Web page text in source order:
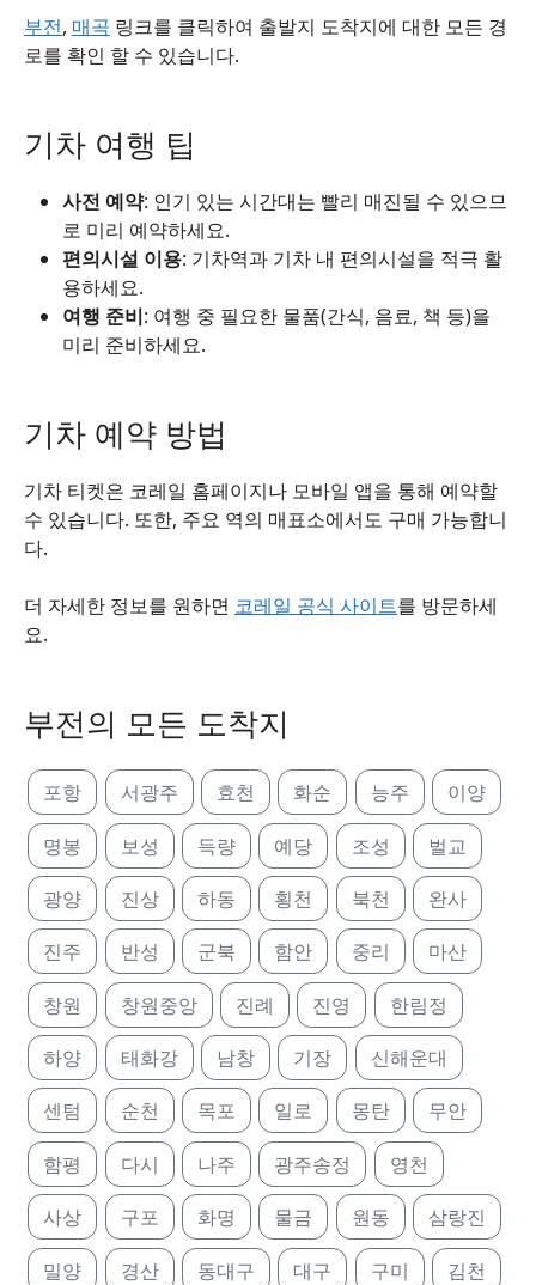
부전, 매곡 링크를 클릭하여 출발지 도착지에 대한 모든 경
로를 확인 할 수 있습니다.
기차 여행 팁
사전 예약: 인기 있는 시간대는 빨리 매진될 수 있으므
로 미리 예약하세요.
편의시설 이용: 기차역과 기차 내 편의시설을 적극 활
용하세요.
여행 준비: 여행 중 필요한 물품(간식, 음료, 책 등)을
미리 준비하세요.
기차 예약 방법
기차 티켓은 코레일 홈페이지나 모바일 앱을 통해 예약할
수 있습니다. 또한, 주요 역의 매표소에서도 구매 가능합니
다.
더 자세한 정보를 원하면 코레일 공식 사이트를 방문하세
요.
부전의 모든 도착지
포항 서광주 효천 화순 능주 이양
명봉 보성 득량 예당 조성 벌교
광양 진상 하동 횡천 북천 완사
진주 반성 군북 함안 중리 마산
창원 창원중앙 진례 진영 한림정
하양 태화강 남창 기장 신해운대
센텀 순천 목포 일로 몽탄 무안
함평 다시 나주 광주송정 영천
사상 구포 화명 물금 원동 삼랑진
밀양 경산 동대구 대구 구미 김천